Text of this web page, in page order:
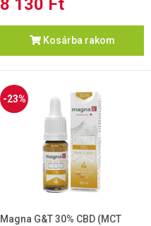
8 130 Ft
Kosárba rakom
-23%
Magna G&T 30% CBD (MCT